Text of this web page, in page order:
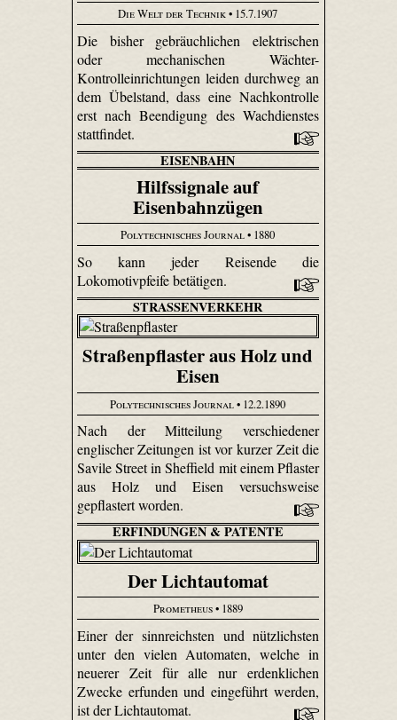
Die Welt der Technik• 15.7.1907
Die bisher gebräuchlichen elektrischen
oder mechanischen Wächter-
Kontrolleinrichtungen leiden durchweg an
dem Übelstand, dass eine Nachkontrolle
erst nach Beendigung des Wachdienstes
stattfindet.
EISENBAHN
Hilfssignale auf
Eisenbahnzügen
Polytechnisches Journal• 1880
So kann jeder Reisende die
Lokomotivpfeife betätigen.
STRASSENVERKEHR
Straßenpflaster aus Holz und
Eisen
Polytechnisches Journal• 12.2.1890
Nach der Mitteilung verschiedener
englischer Zeitungen ist vor kurzer Zeit die
Savile Street in Sheffield mit einem Pflaster
aus Holz und Eisen versuchsweise
gepflastert worden.
ERFINDUNGEN & PATENTE
Der Lichtautomat
Prometheus• 1889
Einer der sinnreichsten und nützlichsten
unter den vielen Automaten, welche in
neuerer Zeit für alle nur erdenklichen
Zwecke erfunden und eingeführt werden,
ist der Lichtautomat.